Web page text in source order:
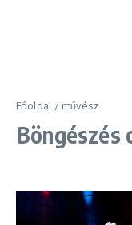
Főoldal / művész
Böngészés